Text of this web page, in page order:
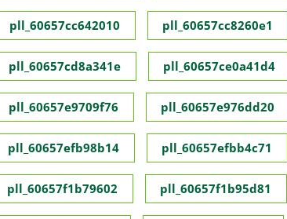
pll_60657cc642010 pll_60657cc8260e1
pll_60657cd8a341e pll_60657ce0a41d4
pll_60657e9709f76 pll_60657e976dd20
pll_60657efb98b14 pll_60657efbb4c71
pll_60657f1b79602 pll_60657f1b95d81